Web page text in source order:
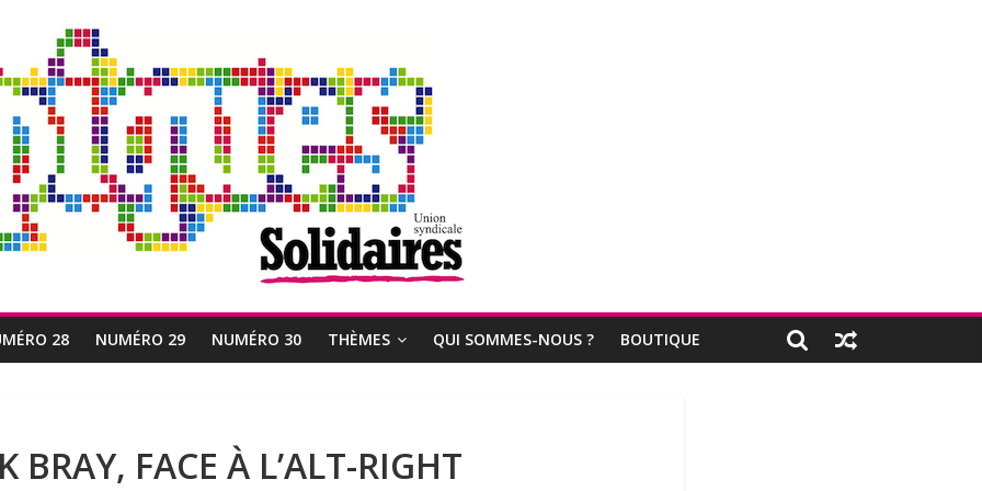
28 NUMÉRO 29 NUMÉRO 30 THÈMES QUI SOMMES-NOUS ? BOUTIQUE
BRAY, FACE À L’ALT-RIGHT